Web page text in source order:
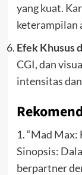
yang kuat.
keterampilan
Efek Khusus
CGI, dan
intensitas
1. “Mad Max:
Sinopsis:
berpartner